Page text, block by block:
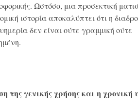
Ωστόσο, μια προσεκτική
ιστορία αποκαλύπτει ότι η
δεν είναι ούτε γραμμική ούτε
της γενικής χρήσης και η χρονική